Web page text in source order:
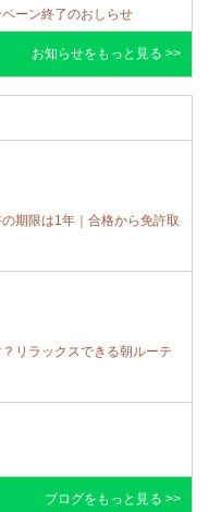
ーン終了のおしらせ
みキャンペ～～～ン！
お知らせをもっと見る >>
期限は1年｜合格から免許取
リラックスできる朝ルーテ
ブログをもっと見る >>